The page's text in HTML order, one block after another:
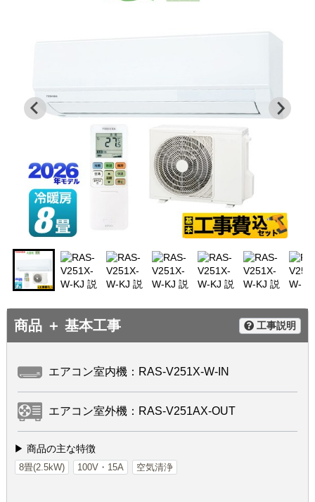
商品 ＋ 基本工事 工事説明
エアコン室内機：RAS-V251X-W-IN
エアコン室外機：RAS-V251AX-OUT
▶ 商品の主な特徴
8畳(2.5kW) 100V・15A 空気清浄